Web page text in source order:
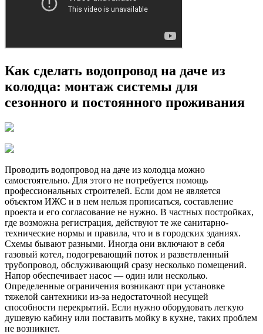
Как сделать водопровод на даче из
колодца: монтаж системы для
сезонного и постоянного проживания
Проводить водопровод на даче из колодца можно
самостоятельно. Для этого не потребуется помощь
профессиональных строителей. Если дом не является
объектом ИЖС и в нем нельзя прописаться, составление
проекта и его согласование не нужно. В частных постройках,
где возможна регистрация, действуют те же санитарно-
технические нормы и правила, что и в городских зданиях.
Схемы бывают разными. Иногда они включают в себя
газовый котел, подогревающий поток и разветвленный
трубопровод, обслуживающий сразу несколько помещений.
Напор обеспечивает насос — один или несколько.
Определенные ограничения возникают при установке
тяжелой сантехники из-за недостаточной несущей
способности перекрытий. Если нужно оборудовать легкую
душевую кабину или поставить мойку в кухне, таких проблем
не возникнет.